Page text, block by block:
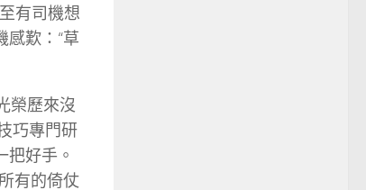
有司機想
感歎：“草
榮歷來沒
巧專門研
好手。
有的倚仗